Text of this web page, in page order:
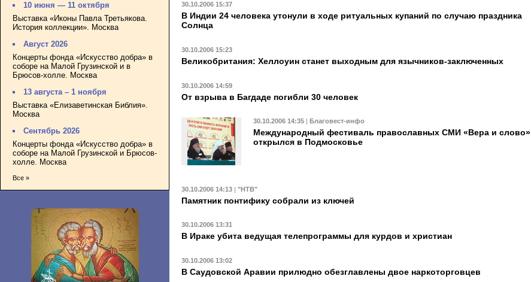
10 июня — 11 октября
Выставка «Иконы Павла Третьякова.
История коллекции». Москва
Август 2026
Концерты фонда «Искусство добра» в
соборе на Малой Грузинской и в
Брюсов-холле. Москва
13 августа – 1 ноября
Выставка «Елизаветинская Библия».
Москва
Сентябрь 2026
Концерты фонда «Искусство добра» в
соборе на Малой Грузинской и Брюсов-
холле. Москва
Все »
30.10.2006 15:37
В Индии 24 человека утонули в ходе ритуальных купаний по случаю праздника
Солнца
30.10.2006 15:23
Великобритания: Хеллоуин станет выходным для язычников-заключенных
30.10.2006 14:59
От взрыва в Багдаде погибли 30 человек
30.10.2006 14:35 Благовест-инфо
Международный фестиваль православных СМИ «Вера и слово»
открылся в Подмосковье
30.10.2006 14:13 | "НТВ"
Памятник понтифику собрали из ключей
30.10.2006 13:31
В Ираке убита ведущая телепрограммы для курдов и христиан
30.10.2006 13:02
В Саудовской Аравии прилюдно обезглавлены двое наркоторговцев